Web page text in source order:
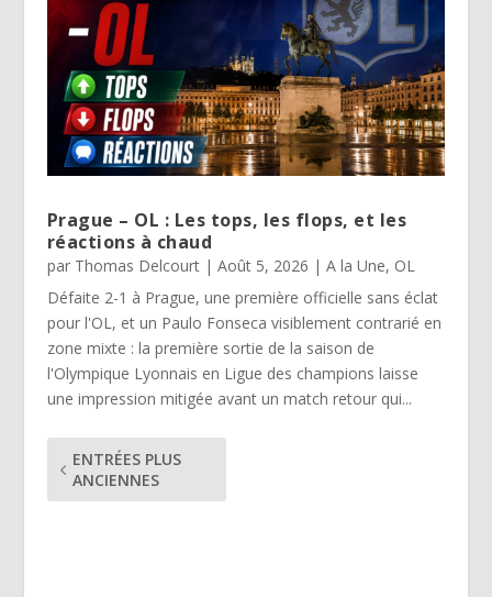
Prague – OL : Les tops, les flops, et les
réactions à chaud
par Thomas Delcourt| Août 5, 2026 | A la Une, OL
Défaite 2-1 à Prague, une première officielle sans éclat
pour l'OL, et un Paulo Fonseca visiblement contrarié en
zone mixte : la première sortie de la saison de
l'Olympique Lyonnais en Ligue des champions laisse
une impression mitigée avant un match retour qui...
ENTRÉES PLUS
ANCIENNES